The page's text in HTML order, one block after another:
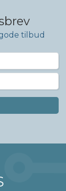
tilbud